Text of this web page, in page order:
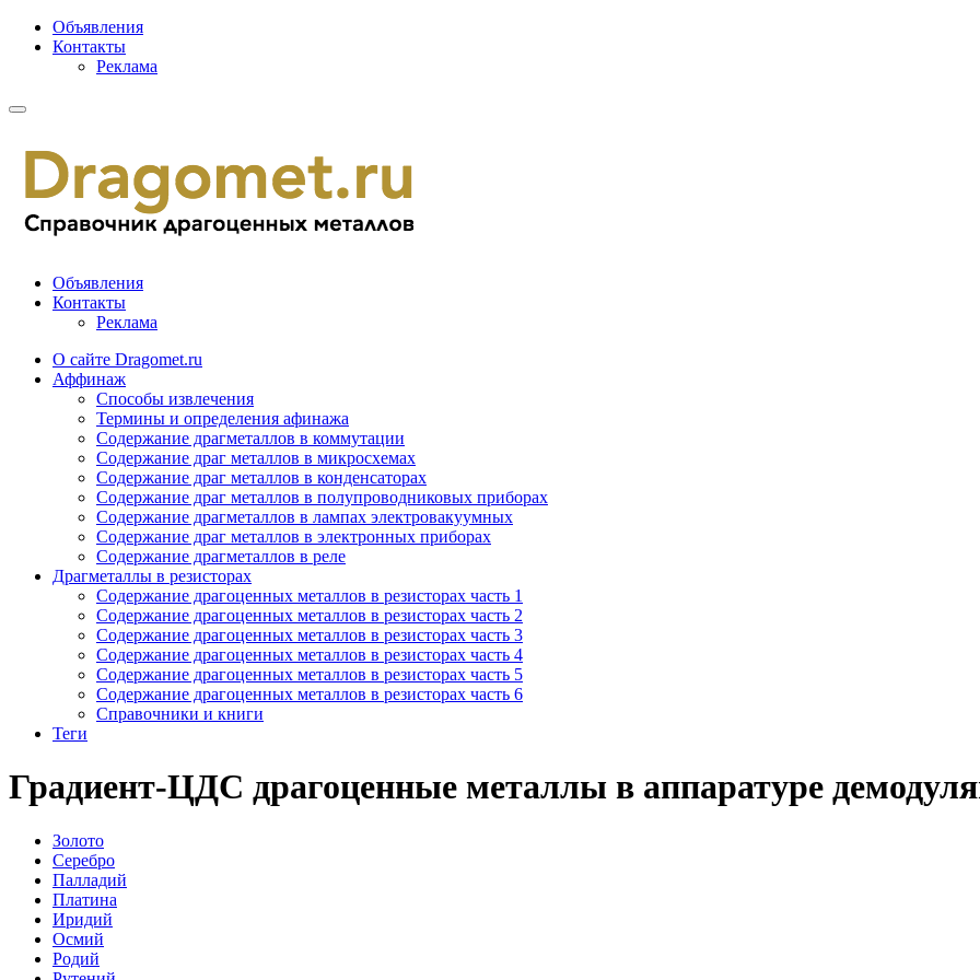
Объявления
Контакты
Реклама
Объявления
Контакты
Реклама
О сайте Dragomet.ru
Аффинаж
Способы извлечения
Термины и определения афинажа
Содержание драгметаллов в коммутации
Содержание драг металлов в микросхемах
Содержание драг металлов в конденсаторах
Содержание драг металлов в полупроводниковых приборах
Содержание драгметаллов в лампах электровакуумных
Содержание драг металлов в электронных приборах
Содержание драгметаллов в реле
Драгметаллы в резисторах
Содержание драгоценных металлов в резисторах часть 1
Содержание драгоценных металлов в резисторах часть 2
Содержание драгоценных металлов в резисторах часть 3
Содержание драгоценных металлов в резисторах часть 4
Содержание драгоценных металлов в резисторах часть 5
Содержание драгоценных металлов в резисторах часть 6
Справочники и книги
Теги
Градиент-ЦДС драгоценные металлы в аппаратуре
Золото
Серебро
Палладий
Платина
Иридий
Осмий
Родий